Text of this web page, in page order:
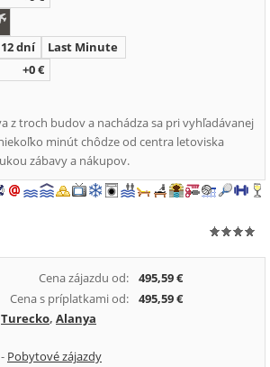
12 dní
Last Minute
+0 €
z troch budov a nachádza sa pri vyhľadávanej
minút chôdze od centra letoviska
zábavy a nákupov.
Cena zájazdu od:
495,59 €
Cena s príplatkami od:
495,59 €
Turecko, Alanya
- Pobytové zájazdy